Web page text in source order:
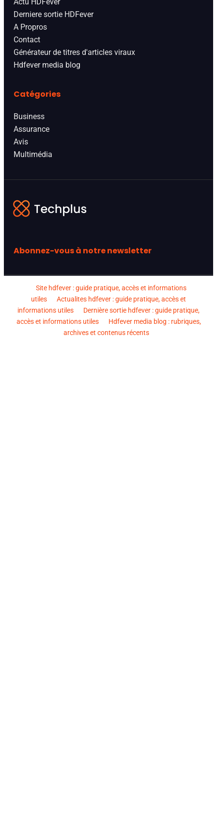
Derniere sortie HDFever
A Propros
Contact
Générateur de titres d'articles viraux
Hdfever media blog
Catégories
Business
Assurance
Avis
Multimédia
Abonnez-vous à notre newsletter
Site hdfever : guide pratique, accès et informations
utiles
Actualites hdfever : guide pratique, accès et
informations utiles
Dernière sortie hdfever : guide pratique,
accès et informations utiles
Hdfever media blog : rubriques,
archives et contenus récents